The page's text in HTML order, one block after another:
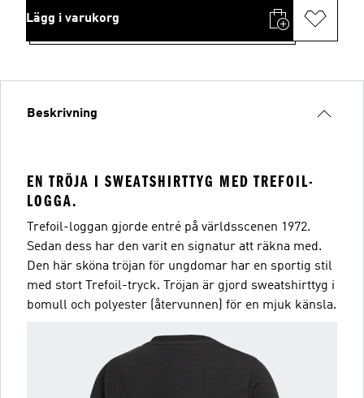
Lägg i varukorg
Beskrivning
EN TRÖJA I SWEATSHIRTTYG MED TREFOIL-
LOGGA.
Trefoil-loggan gjorde entré på världsscenen 1972.
Sedan dess har den varit en signatur att räkna med.
Den här sköna tröjan för ungdomar har en sportig stil
med stort Trefoil-tryck. Tröjan är gjord sweatshirttyg i
bomull och polyester (återvunnen) för en mjuk känsla.